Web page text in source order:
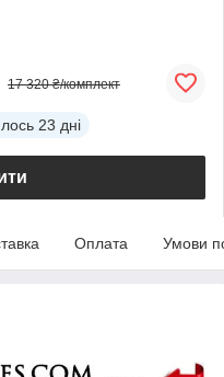
17 320 ₴/комплект
23 дні
Оплата Умови